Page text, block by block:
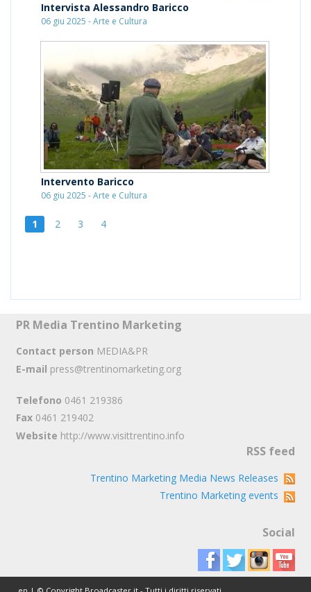
Intervista Alessandro Baricco
06 giu 2025 - Arte e Cultura
Intervento Baricco
06 giu 2025 - Arte e Cultura
1 2 3 4
PR Media Trentino Marketing
Contact person MEDIA&PR
E-mail press@trentinomarketing.org
Telefono 0461 219386
Fax 0461 219402
Website http://www.visittrentino.info
RSS feed
Trentino Marketing Media News Releases
Trentino Marketing events
Social